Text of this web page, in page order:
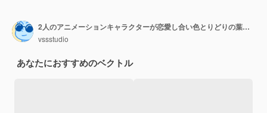
2人のアニメーションキャラクターが恋愛し合い色とりどりの葉っぱに囲まれています
vssstudio
あなたにおすすめのベクトル